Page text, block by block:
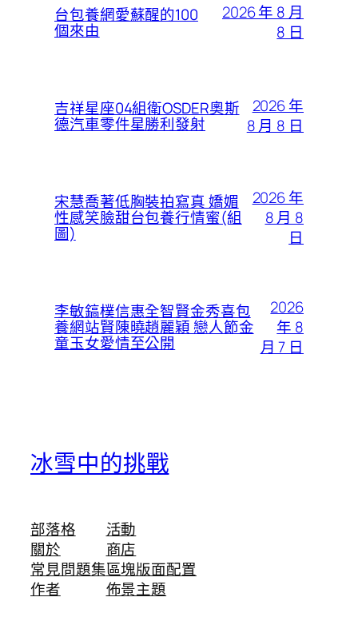
台包養網愛蘇醒的100
個來由
2026 年 8 月
8 日
吉祥星座04組衛OSDER奧斯
德汽車零件星勝利發射
2026 年
8 月 8 日
宋慧喬著低胸裝拍寫真 嬌媚
性感笑臉甜台包養行情蜜(組
圖)
2026 年
8 月 8
日
李敏鎬樸信惠全智賢金秀喜包
養網站賢陳曉趙麗穎 戀人節金
童玉女愛情至公開
2026
年 8
月 7 日
冰雪中的挑戰
部落格
關於
常見問題集
作者
活動
商店
區塊版面配置
佈景主題